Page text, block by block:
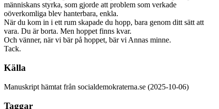
människans styrka, som gjorde att problem som verkade
oöverkomliga blev hanterbara, enkla.
När du kom in i ett rum skapade du hopp, bara genom ditt sätt att
vara. Du är borta. Men hoppet finns kvar.
Och vänner, när vi bär på hoppet, bär vi Annas minne.
Tack.
Källa
Manuskript hämtat från socialdemokraterna.se (2025-10-06)
Taggar